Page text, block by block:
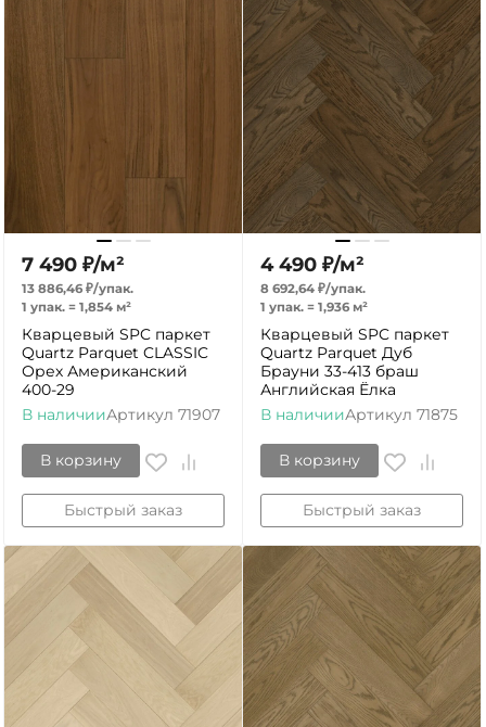
7 490 ₽/м²
13 886,46 ₽/упак.
1 упак. = 1,854 м²
Кварцевый SPC паркет
Quartz Parquet CLASSIC
Орех Американский
400-29
В наличииАртикул 71907
В корзину
Быстрый заказ
4 490 ₽/м²
8 692,64 ₽/упак.
1 упак. = 1,936 м²
Кварцевый SPC паркет
Quartz Parquet Дуб
Брауни 33-413 браш
Английская Ёлка
В наличииАртикул 71875
В корзину
Быстрый заказ